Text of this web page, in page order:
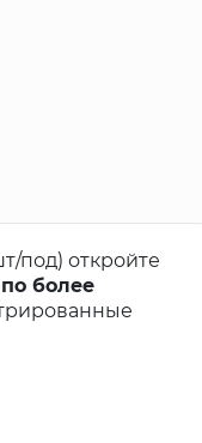
под) откройте
более